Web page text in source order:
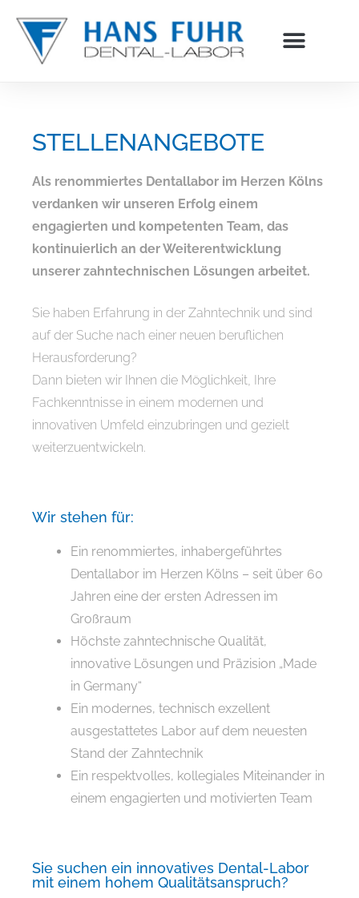
springen
STELLENANGEBOTE
Als renommiertes Dentallabor im Herzen Kölns
verdanken wir unseren Erfolg einem
engagierten und kompetenten Team, das
kontinuierlich an der Weiterentwicklung
unserer zahntechnischen Lösungen arbeitet.
Sie haben Erfahrung in der Zahntechnik und sind
auf der Suche nach einer neuen beruflichen
Herausforderung?
Dann bieten wir Ihnen die Möglichkeit, Ihre
Fachkenntnisse in einem modernen und
innovativen Umfeld einzubringen und gezielt
weiterzuentwickeln.
Wir stehen für:
Ein renommiertes, inhabergeführtes
Dentallabor im Herzen Kölns – seit über 60
Jahren eine der ersten Adressen im
Großraum
Höchste zahntechnische Qualität,
innovative Lösungen und Präzision „Made
in Germany“
Ein modernes, technisch exzellent
ausgestattetes Labor auf dem neuesten
Stand der Zahntechnik
Ein respektvolles, kollegiales Miteinander in
einem engagierten und motivierten Team
Sie suchen ein innovatives Dental-Labor
mit einem hohem Qualitätsanspruch?